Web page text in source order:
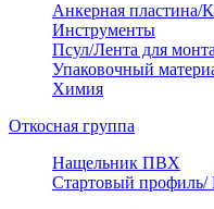
Анкерная пластина/
Инструменты
Псул/Лента для
Упаковочный
Химия
Откосная группа
Нащельник ПВХ
Стартовый профиль/